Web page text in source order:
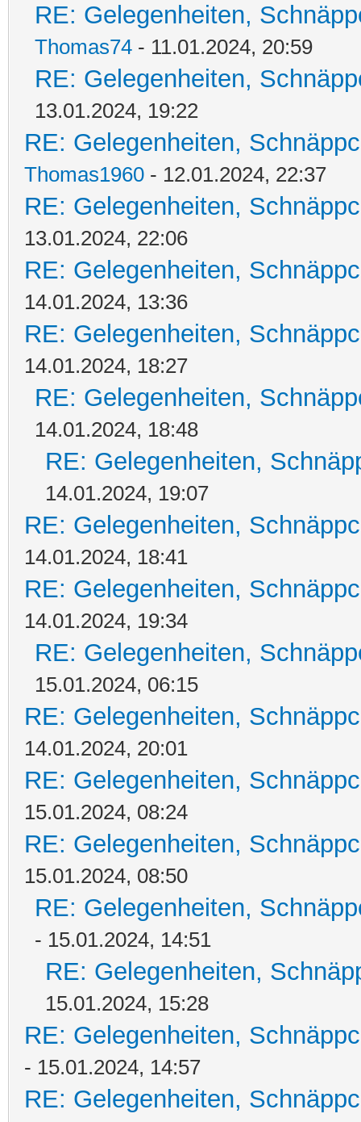
RE: Gelegenheiten,
Thomas74 - 11.01.2024, 20:59
RE: Gelegenheiten,
13.01.2024, 19:22
RE: Gelegenheiten,
Thomas1960 - 12.01.2024, 22:37
RE: Gelegenheiten,
13.01.2024, 22:06
RE: Gelegenheiten,
14.01.2024, 13:36
RE: Gelegenheiten,
14.01.2024, 18:27
RE: Gelegenheiten,
14.01.2024, 18:48
RE: Gelegenheiten,
14.01.2024, 19:07
RE: Gelegenheiten,
14.01.2024, 18:41
RE: Gelegenheiten,
14.01.2024, 19:34
RE: Gelegenheiten,
15.01.2024, 06:15
RE: Gelegenheiten,
14.01.2024, 20:01
RE: Gelegenheiten,
15.01.2024, 08:24
RE: Gelegenheiten,
15.01.2024, 08:50
RE: Gelegenheiten,
- 15.01.2024, 14:51
RE: Gelegenheiten,
15.01.2024, 15:28
RE: Gelegenheiten,
- 15.01.2024, 14:57
RE: Gelegenheiten,